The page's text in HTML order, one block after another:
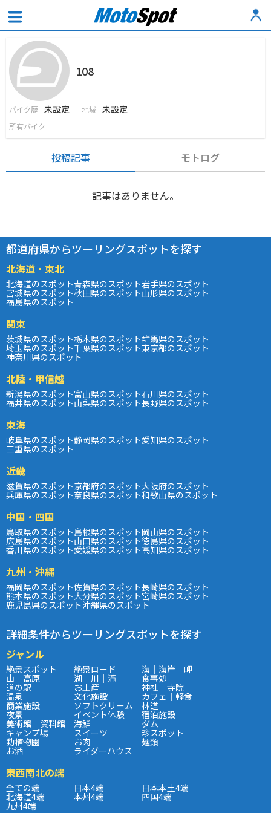
108
バイク歴 未設定 地域 未設定
所有バイク
投稿記事 モトログ
記事はありません。
都道府県からツーリングスポットを探す
北海道・東北
北海道のスポット青森県のスポット岩手県のスポット
宮城県のスポット秋田県のスポット山形県のスポット
福島県のスポット
関東
茨城県のスポット栃木県のスポット群馬県のスポット
埼玉県のスポット千葉県のスポット東京都のスポット
神奈川県のスポット
北陸・甲信越
新潟県のスポット富山県のスポット石川県のスポット
福井県のスポット山梨県のスポット長野県のスポット
東海
岐阜県のスポット静岡県のスポット愛知県のスポット
三重県のスポット
近畿
滋賀県のスポット京都府のスポット大阪府のスポット
兵庫県のスポット奈良県のスポット和歌山県のスポット
中国・四国
鳥取県のスポット島根県のスポット岡山県のスポット
広島県のスポット山口県のスポット徳島県のスポット
香川県のスポット愛媛県のスポット高知県のスポット
九州・沖縄
福岡県のスポット佐賀県のスポット長崎県のスポット
熊本県のスポット大分県のスポット宮崎県のスポット
鹿児島県のスポット沖縄県のスポット
詳細条件からツーリングスポットを探す
ジャンル
絶景スポット 絶景ロード 海｜海岸｜岬
山｜高原 湖｜川｜滝 食事処
道の駅 お土産 神社｜寺院
温泉 文化施設 カフェ｜軽食
商業施設 ソフトクリーム 林道
夜景 イベント体験 宿泊施設
美術館｜資料館 海鮮 ダム
キャンプ場 スイーツ 珍スポット
動植物園 お肉 麺類
お酒 ライダーハウス
東西南北の端
全ての端 日本4端 日本本土4端
北海道4端 本州4端 四国4端
九州4端